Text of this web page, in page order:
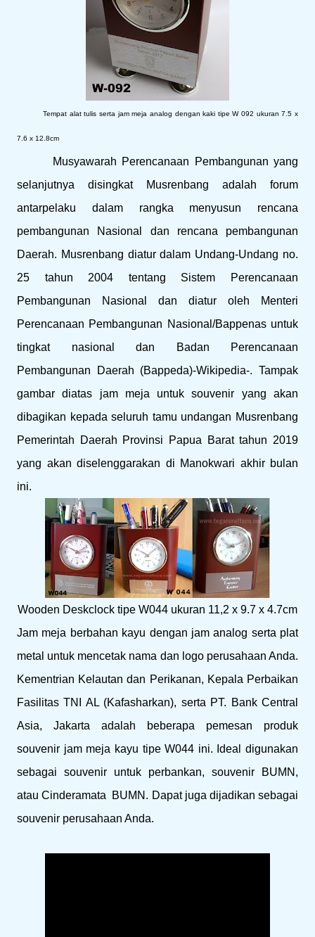
Tempat alat tulis serta jam meja analog dengan kaki tipe W 092 ukuran 7.5 x
7.6 x 12.8cm
Musyawarah Perencanaan Pembangunan yang
selanjutnya disingkat Musrenbang adalah forum
antarpelaku dalam rangka menyusun rencana
pembangunan Nasional dan rencana pembangunan
Daerah. Musrenbang diatur dalam Undang-Undang no.
25 tahun 2004 tentang Sistem Perencanaan
Pembangunan Nasional dan diatur oleh Menteri
Perencanaan Pembangunan Nasional/Bappenas untuk
tingkat nasional dan Badan Perencanaan
Pembangunan Daerah (Bappeda)-Wikipedia-. Tampak
gambar diatas jam meja untuk souvenir yang akan
dibagikan kepada seluruh tamu undangan Musrenbang
Pemerintah Daerah Provinsi Papua Barat tahun 2019
yang akan diselenggarakan di Manokwari akhir bulan
ini.
Wooden Deskclock tipe W044 ukuran 11,2 x 9.7 x 4.7cm
Jam meja berbahan kayu dengan jam analog serta plat
metal untuk mencetak nama dan logo perusahaan Anda.
Kementrian Kelautan dan Perikanan, Kepala Perbaikan
Fasilitas TNI AL (Kafasharkan), serta PT. Bank Central
Asia, Jakarta adalah beberapa pemesan produk
souvenir jam meja kayu tipe W044 ini. Ideal digunakan
sebagai souvenir untuk perbankan, souvenir BUMN,
atau Cinderamata BUMN. Dapat juga dijadikan sebagai
souvenir perusahaan Anda.